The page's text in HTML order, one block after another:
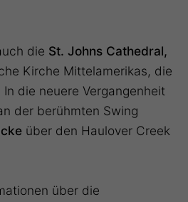
die St. Johns Cathedral,
Kirche Mittelamerikas, die
die neuere Vergangenheit
der berühmten Swing
über den Haulover Creek
über die